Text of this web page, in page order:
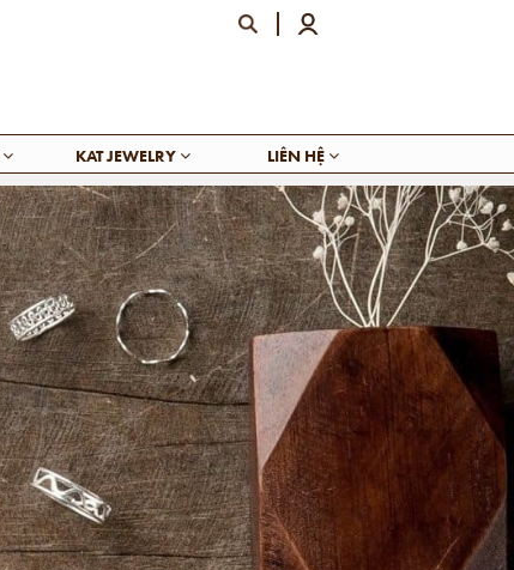
KAT JEWELRY LIÊN HỆ